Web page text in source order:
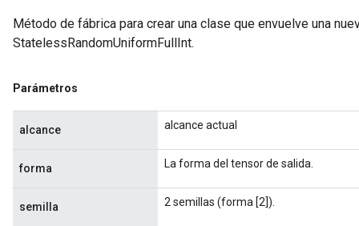
Método de fábrica para crear una clase que envuelve una
StatelessRandomUniformFullInt.
Parámetros
alcance alcance actual
forma La forma del tensor de salida.
semilla 2 semillas (forma [2]).